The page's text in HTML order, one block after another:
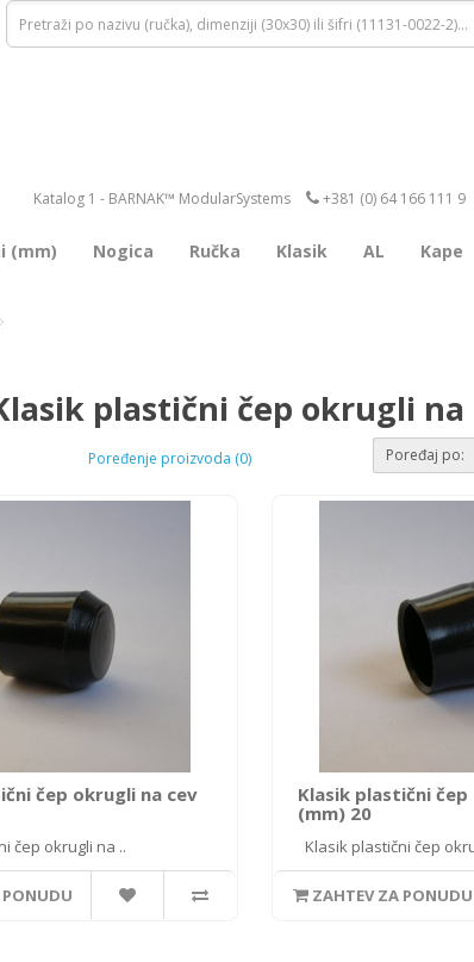
Katalog 1 - BARNAK™ ModularSystems +381 (0) 64 166 111 9
(mm) Nogica Ručka Klasik AL Kape
plastični čep okrugli
Poređenje proizvoda (0) Poređaj po:
čep okrugli na cev
čep okrugli na ..
Klasik plastični
(mm) 20
Klasik plastični čep
ZAHTEV ZA PONUDU